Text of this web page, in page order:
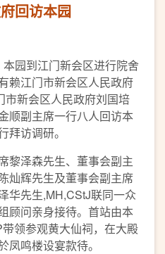
回访本园
园到江门新会区进行院舍
赖江门市新会区人民政府
新会区人民政府刘国培
顺副主席一行八人回访本
拜访调研。
黎泽森先生、董事会副主
灿辉先生及董事会副主席
华先生,MH,CStJ联同一众
顾问亲身接待。首站由本
领参观黄大仙祠，在大殿
凤鸣楼设宴款待。